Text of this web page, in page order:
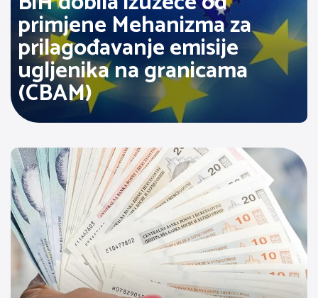
primjene Mehanizma za
prilagođavanje emisije
ugljenika na granicama
(CBAM)